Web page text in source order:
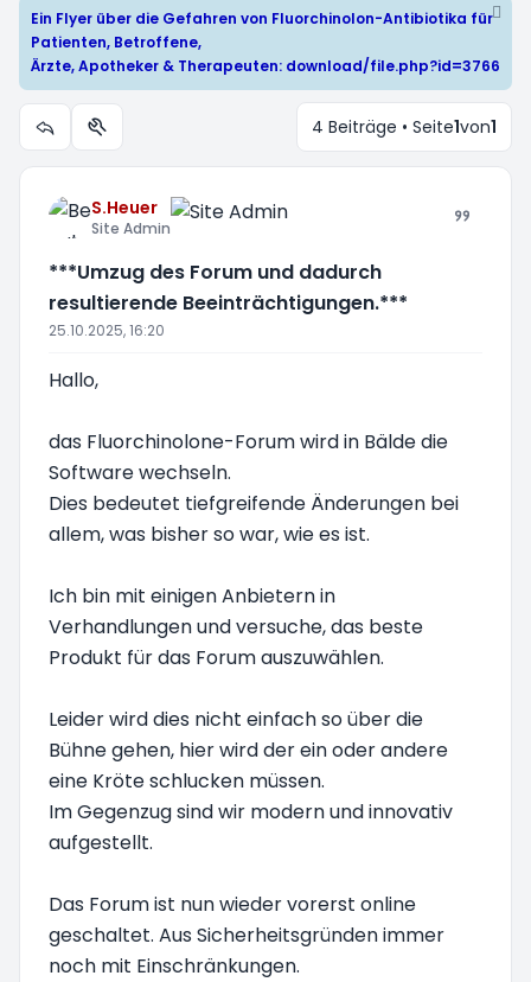
Ein Flyer über die Gefahren von Fluorchinolon-Antibiotika für
Patienten, Betroffene,
Ärzte, Apotheker & Therapeuten: download/file.php?id=3766
Themen-Optionen 4 Beiträge • Seite1von1
S.Heuer
Site Admin
***Umzug des Forum und dadurch
resultierende Beeinträchtigungen.***
25.10.2025, 16:20
Hallo,
das Fluorchinolone-Forum wird in Bälde die
Software wechseln.
Dies bedeutet tiefgreifende Änderungen bei
allem, was bisher so war, wie es ist.
Ich bin mit einigen Anbietern in
Verhandlungen und versuche, das beste
Produkt für das Forum auszuwählen.
Leider wird dies nicht einfach so über die
Bühne gehen, hier wird der ein oder andere
eine Kröte schlucken müssen.
Im Gegenzug sind wir modern und innovativ
aufgestellt.
Das Forum ist nun wieder vorerst online
geschaltet. Aus Sicherheitsgründen immer
noch mit Einschränkungen.